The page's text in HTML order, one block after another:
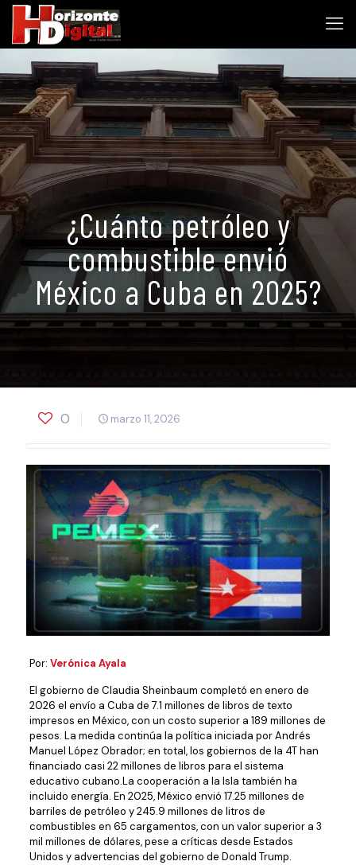
¿Cuánto petróleo y
combustible envió
México a Cuba en 2025?
0 marzo 11, 2026
Por: Verónica Ayala
El gobierno de Claudia Sheinbaum completó en enero de
2026 el envío a Cuba de 7.1 millones de libros de texto
impresos en México, con un costo superior a 189 millones de
pesos. La medida continúa la política iniciada por Andrés
Manuel López Obrador; en total, los gobiernos de la 4T han
financiado casi 22 millones de libros para el sistema
educativo cubano.La cooperación a la Isla también ha
incluido energía. En 2025, México envió 17.25 millones de
barriles de petróleo y 245.9 millones de litros de
combustibles en 65 cargamentos, con un valor superior a 3
mil millones de dólares, pese a críticas desde Estados
Unidos y advertencias del gobierno de Donald Trump.